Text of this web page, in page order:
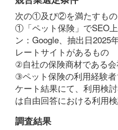
次の①及び②を満たすもの
①「ペット保険」でSEO
ン：Google、抽出日2025
レートサイトがあるもの
②自社の保険商材である
③ペット保険の利用経験
ケート結果にて、利用検
は自由回答における利用
調査結果